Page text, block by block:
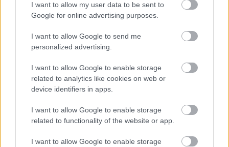
I want to allow my user data to be sent to
Google for online advertising purposes.
I want to allow Google to send me
personalized advertising.
I want to allow Google to enable storage
related to analytics like cookies on web or
device identifiers in apps.
I want to allow Google to enable storage
related to functionality of the website or app.
I want to allow Google to enable storage
svindel, alle i perioden 2021 til 2022. Tilståelsen
ble gitt i retten i Albertville i Frankrike fredag 24.
oktober, 2025.
anmeldte Justine Braisaz-Bouchet
teamkollegaen for svindel og tyveri fra henne og
en annen person i støtteapparatet. Det skal blant
elektronikk for over to tusen euro som ble levert
til Simons bolig i Beaufortain, og flere andre
internettkjøp. Disse hendelsene skal ha funnet